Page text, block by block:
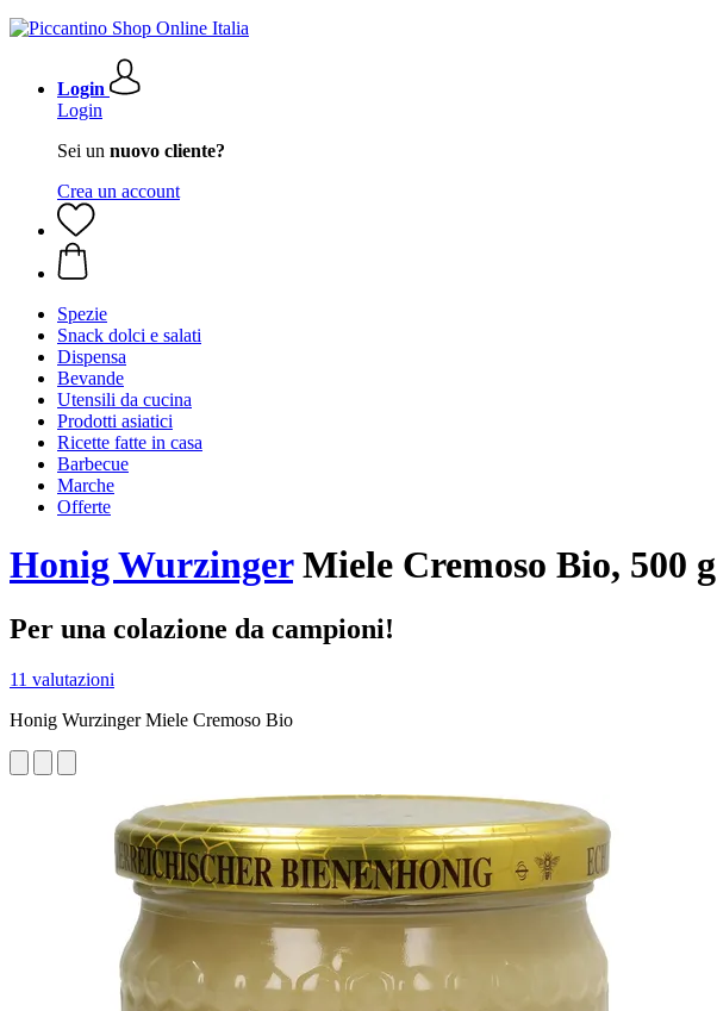
Login
Login
Sei un nuovo cliente?
Crea un account
Spezie
Snack dolci e salati
Dispensa
Bevande
Utensili da cucina
Prodotti asiatici
Ricette fatte in casa
Barbecue
Marche
Offerte
Honig WurzingerMiele Cremoso Bio, 500 g
Per una colazione da campioni!
11 valutazioni
Honig Wurzinger Miele Cremoso Bio